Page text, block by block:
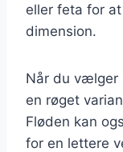
eller feta for
dimension.
Når du vælger
en røget
Fløden kan
for en lettere